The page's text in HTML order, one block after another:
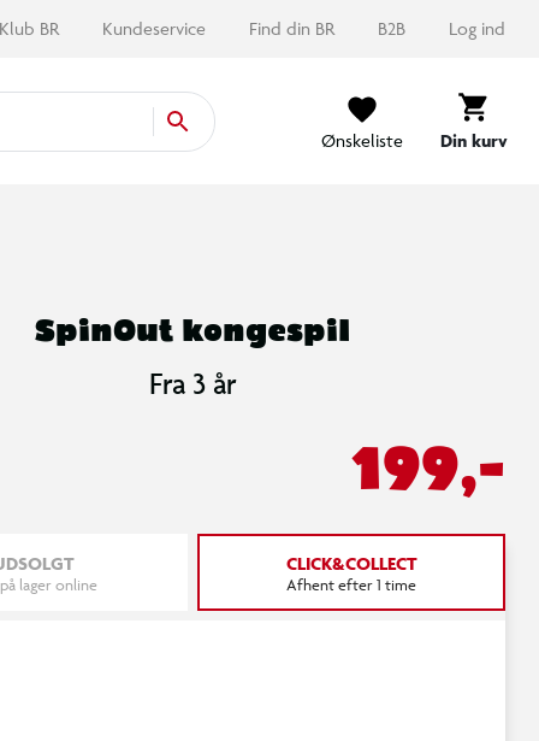
Klub BR Kundeservice Find din BR B2B Log ind
Ønskeliste Din kurv
SpinOut kongespil
Fra 3 år
199,-
lager online
CLICK&COLLECT
Afhent efter 1 time